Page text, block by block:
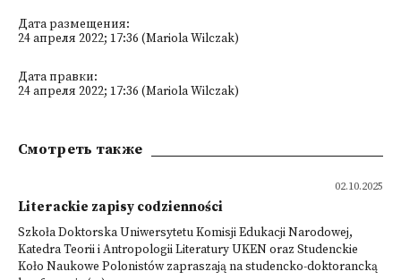
Дата размещения:
24 апреля 2022; 17:36 (Mariola Wilczak)
Дата правки:
24 апреля 2022; 17:36 (Mariola Wilczak)
Смотреть также
02.10.2025
Literackie zapisy codzienności
Szkoła Doktorska Uniwersytetu Komisji Edukacji Narodowej,
Katedra Teorii i Antropologii Literatury UKEN oraz Studenckie
Koło Naukowe Polonistów zapraszają na studencko-doktorancką